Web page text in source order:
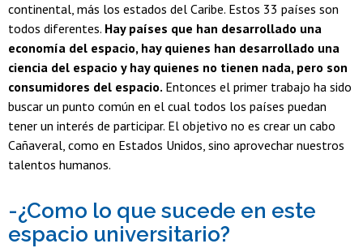
continental, más los estados del Caribe. Estos 33 países son
todos diferentes. Hay países que han desarrollado una
economía del espacio, hay quienes han desarrollado una
ciencia del espacio y hay quienes no tienen nada, pero son
consumidores del espacio. Entonces el primer trabajo ha sido
buscar un punto común en el cual todos los países puedan
tener un interés de participar. El objetivo no es crear un cabo
Cañaveral, como en Estados Unidos, sino aprovechar nuestros
talentos humanos.
-¿Como lo que sucede en este
espacio universitario?